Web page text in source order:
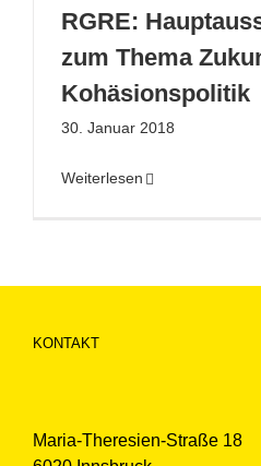
RGRE:
zum Thema
Kohäsionspolitik
30. Januar 2018
Weiterlesen
KONTAKT
Maria-Theresien-Straße 18